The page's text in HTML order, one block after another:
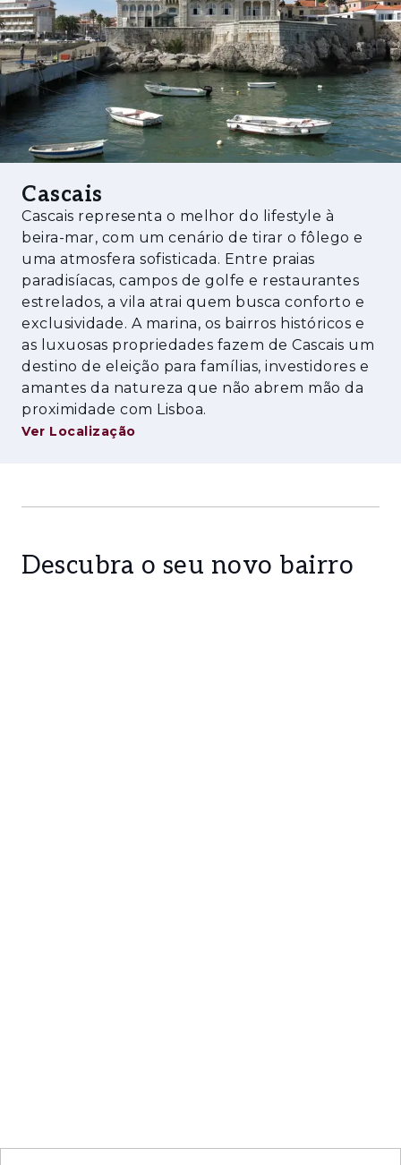
Mesmo ao lado, o Parque da Quinta da
Alagoa oferece um refúgio natural no coração
da cidade — ideal para passeios tranquilos,
pausas ao ar livre e momentos de lazer
rodeados de natureza, tornando o quotidiano
mais equilibrado e inspirador.
Cascais
Cascais representa o melhor do lifestyle à
beira-mar, com um cenário de tirar o fôlego e
uma atmosfera sofisticada. Entre praias
paradisíacas, campos de golfe e restaurantes
estrelados, a vila atrai quem busca conforto e
exclusividade. A marina, os bairros históricos e
as luxuosas propriedades fazem de Cascais um
destino de eleição para famílias, investidores e
amantes da natureza que não abrem mão da
proximidade com Lisboa.
Ver Localização
Descubra o seu novo bairro